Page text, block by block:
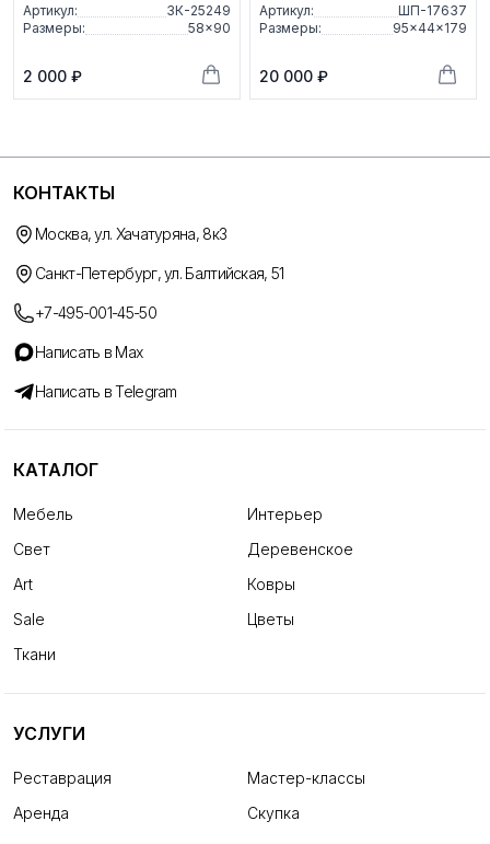
Артикул:
ЗК-25249
Размеры:
58×90
2 000 ₽
Артикул:
ШП-17637
Размеры:
95×44×179
20 000 ₽
КОНТАКТЫ
Москва, ул. Хачатуряна, 8к3
Санкт-Петербург, ул. Балтийская, 51
+7-495-001-45-50
Написать в Max
Написать в Telegram
КАТАЛОГ
Мебель
Интерьер
Свет
Деревенское
Art
Ковры
Sale
Цветы
Ткани
УСЛУГИ
Реставрация
Мастер-классы
Аренда
Скупка